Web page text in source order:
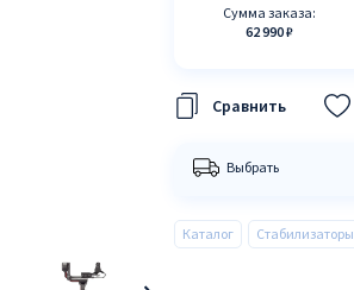
Сумма заказа:
62 990 ₽
Выбрать
Каталог Стабилизаторы